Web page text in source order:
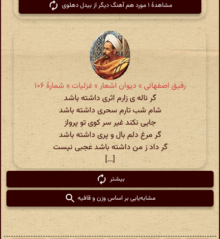
مشاهدهٔ ۱ مورد هم آهنگ دیگر از بیدل دهلوی
رفیق اصفهانی » دیوان اشعار » غزلیات » شمارهٔ ۱۰۶
گر ناله ی زارم اثری داشته باشد
شام شب تارم سحری داشته باشد
جایی نکند غیر سر کوی تو پرواز
گر مرغ دلم بال و پری داشته باشد
گر داد ز من داشته باشد عجبی نیست
[...]
بیشتر
مشابه‌یابی بر اساس وزن و قافیه